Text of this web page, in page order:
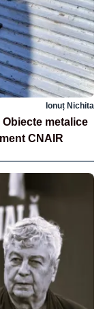
Ionuț Nichita
metalice
CNAIR